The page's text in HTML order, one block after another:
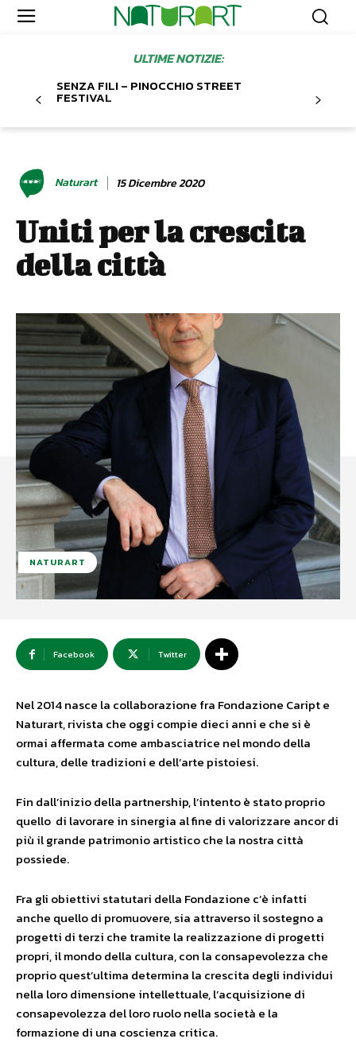
ULTIME NOTIZIE:
SENZA FILI – PINOCCHIO STREET
FESTIVAL
Naturart 15 Dicembre 2020
Uniti per la crescita
della città
NATURART
Facebook Twitter
Nel 2014 nasce la collaborazione fra Fondazione Caript e
Naturart, rivista che oggi compie dieci anni e che si è
ormai affermata come ambasciatrice nel mondo della
cultura, delle tradizioni e dell’arte pistoiesi.
Fin dall’inizio della partnership, l’intento è stato proprio
quello di lavorare in sinergia al fine di valorizzare ancor di
più il grande patrimonio artistico che la nostra città
possiede.
Fra gli obiettivi statutari della Fondazione c’è infatti
anche quello di promuovere, sia attraverso il sostegno a
progetti di terzi che tramite la realizzazione di progetti
propri, il mondo della cultura, con la consapevolezza che
proprio quest’ultima determina la crescita degli individui
nella loro dimensione intellettuale, l’acquisizione di
consapevolezza del loro ruolo nella società e la
formazione di una coscienza critica.